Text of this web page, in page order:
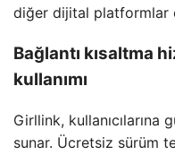
diğer dijital platformlar
Bağlantı kısaltma
kullanımı
Girllink,
sunar. Ücretsiz sürüm